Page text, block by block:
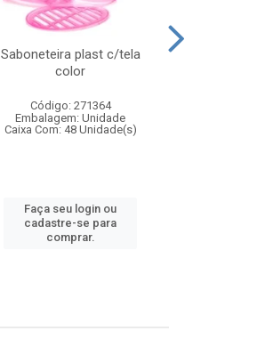
Saboneteira plast c/tela
color
Código: 271364
Embalagem: Unidade
Caixa Com: 48 Unidade(s)
Faça seu login ou
cadastre-se para
comprar.